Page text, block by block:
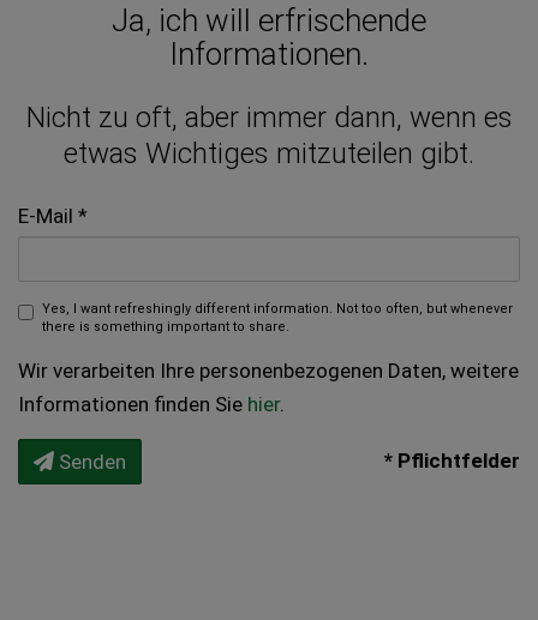
Ja, ich will erfrischende
Informationen.
Nicht zu oft, aber immer dann, wenn es
etwas Wichtiges mitzuteilen gibt.
E-Mail
Yes, I want refreshingly different information. Not too often, but whenever
there is something important to share.
Wir verarbeiten Ihre personenbezogenen Daten, weitere
Informationen finden Sie hier.
Senden * Pflichtfelder